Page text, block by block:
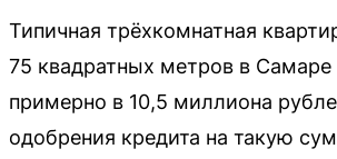
Типичная трёхкомнатная
75 квадратных метров в Самаре
примерно в 10,5 миллиона
одобрения кредита на такую